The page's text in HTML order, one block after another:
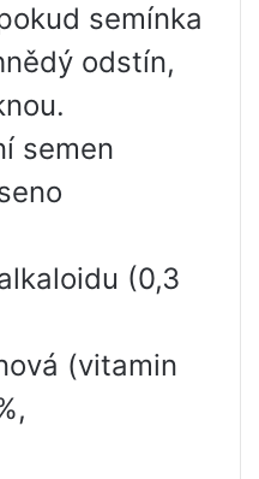
semínka
odstín,
semen
(0,3
(vitamin